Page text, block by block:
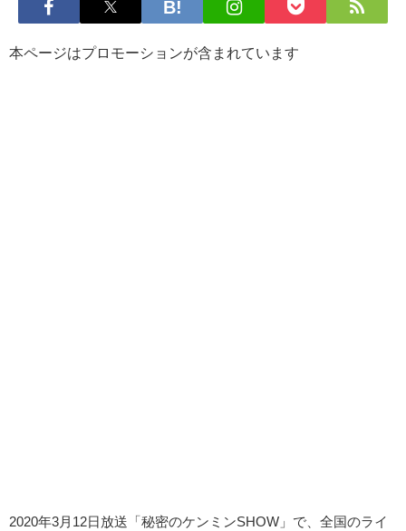
本ページはプロモーションが含まれています
2020年3月12日放送「秘密のケンミンSHOW」で、全国のライ